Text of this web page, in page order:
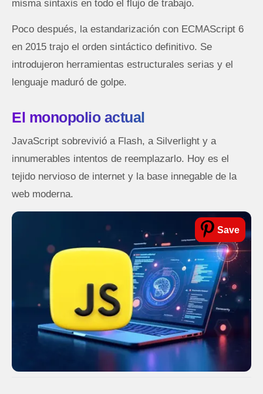
misma sintaxis en todo el flujo de trabajo.
Poco después, la estandarización con ECMAScript 6
en 2015 trajo el orden sintáctico definitivo. Se
introdujeron herramientas estructurales serias y el
lenguaje maduró de golpe.
El monopolio actual
JavaScript sobrevivió a Flash, a Silverlight y a
innumerables intentos de reemplazarlo. Hoy es el
tejido nervioso de internet y la base innegable de la
web moderna.
Save